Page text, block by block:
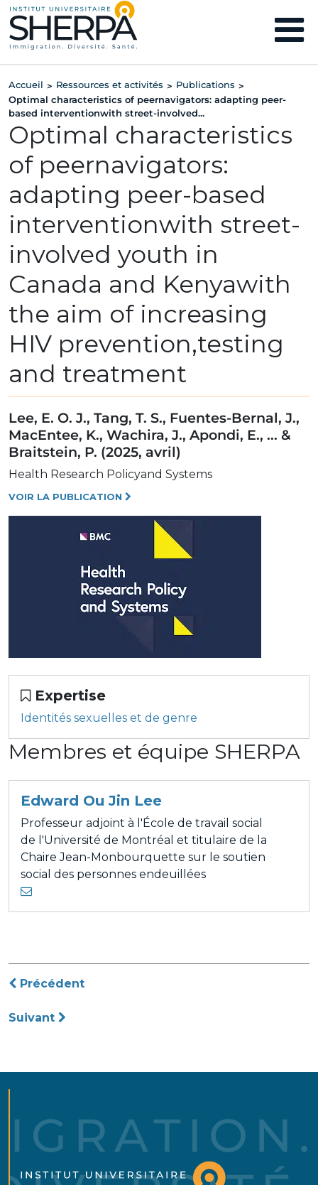
Accueil > Ressources et activités > Publications >
Optimal characteristics of peernavigators: adapting peer-
based interventionwith street-involved...
Optimal characteristics
of peernavigators:
adapting peer-based
interventionwith street-
involved youth in
Canada and Kenyawith
the aim of increasing
HIV prevention,testing
and treatment
Lee, E. O. J., Tang, T. S., Fuentes-Bernal, J.,
MacEntee, K., Wachira, J., Apondi, E., ... &
Braitstein, P. (2025, avril)
Health Research Policyand Systems
VOIR LA PUBLICATION
Expertise
Identités sexuelles et de genre
Membres et équipe SHERPA
Edward Ou Jin Lee
Professeur adjoint à l'École de travail social
de l'Université de Montréal et titulaire de la
Chaire Jean-Monbourquette sur le soutien
social des personnes endeuillées
Navigation
l’article
Précédent
Suivant